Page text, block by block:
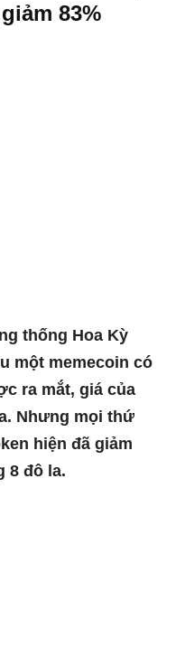
83%
thống Hoa Kỳ
một memecoin có
ra mắt, giá của
Nhưng mọi thứ
hiện đã giảm
8 đô la.